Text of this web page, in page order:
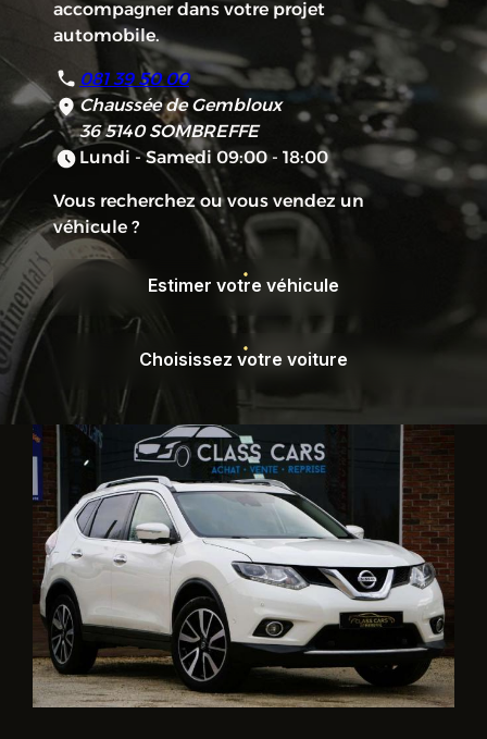
accompagner dans votre projet
automobile.
081 39 50 00
Chaussée de Gembloux
365140 SOMBREFFE
Lundi - Samedi 09:00 - 18:00
Vous recherchez ou vous vendez un
véhicule ?
Estimer votre véhicule
Estimer votre véhicule
Choisissez votre voiture
Choisissez votre voiture